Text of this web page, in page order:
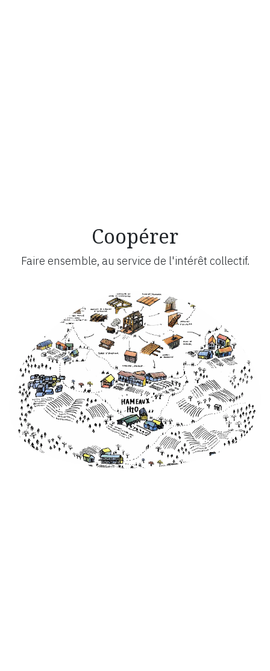
Coopérer
Faire ensemble, au service de l'intérêt collectif.